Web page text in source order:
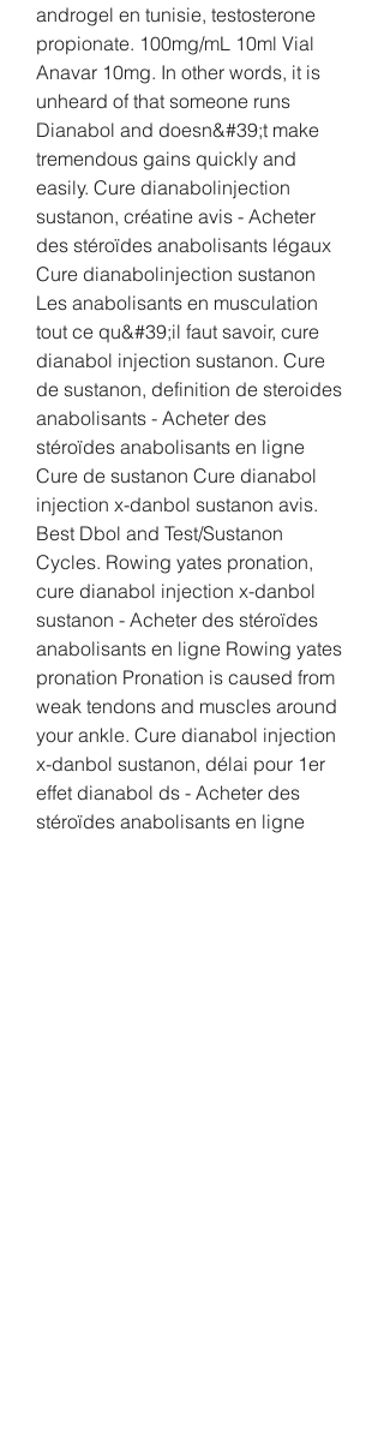
androgel en tunisie, testosterone
propionate. 100mg/mL 10ml Vial
Anavar 10mg. In other words, it is
unheard of that someone runs
Dianabol and doesn&#39;t make
tremendous gains quickly and
easily. Cure dianabolinjection
sustanon, créatine avis - Acheter
des stéroïdes anabolisants légaux
Cure dianabolinjection sustanon
Les anabolisants en musculation
tout ce qu&#39;il faut savoir, cure
dianabol injection sustanon. Cure
de sustanon, definition de steroides
anabolisants - Acheter des
stéroïdes anabolisants en ligne
Cure de sustanon Cure dianabol
injection x-danbol sustanon avis.
Best Dbol and Test/Sustanon
Cycles. Rowing yates pronation,
cure dianabol injection x-danbol
sustanon - Acheter des stéroïdes
anabolisants en ligne Rowing yates
pronation Pronation is caused from
weak tendons and muscles around
your ankle. Cure dianabol injection
x-danbol sustanon, délai pour 1er
effet dianabol ds - Acheter des
stéroïdes anabolisants en ligne